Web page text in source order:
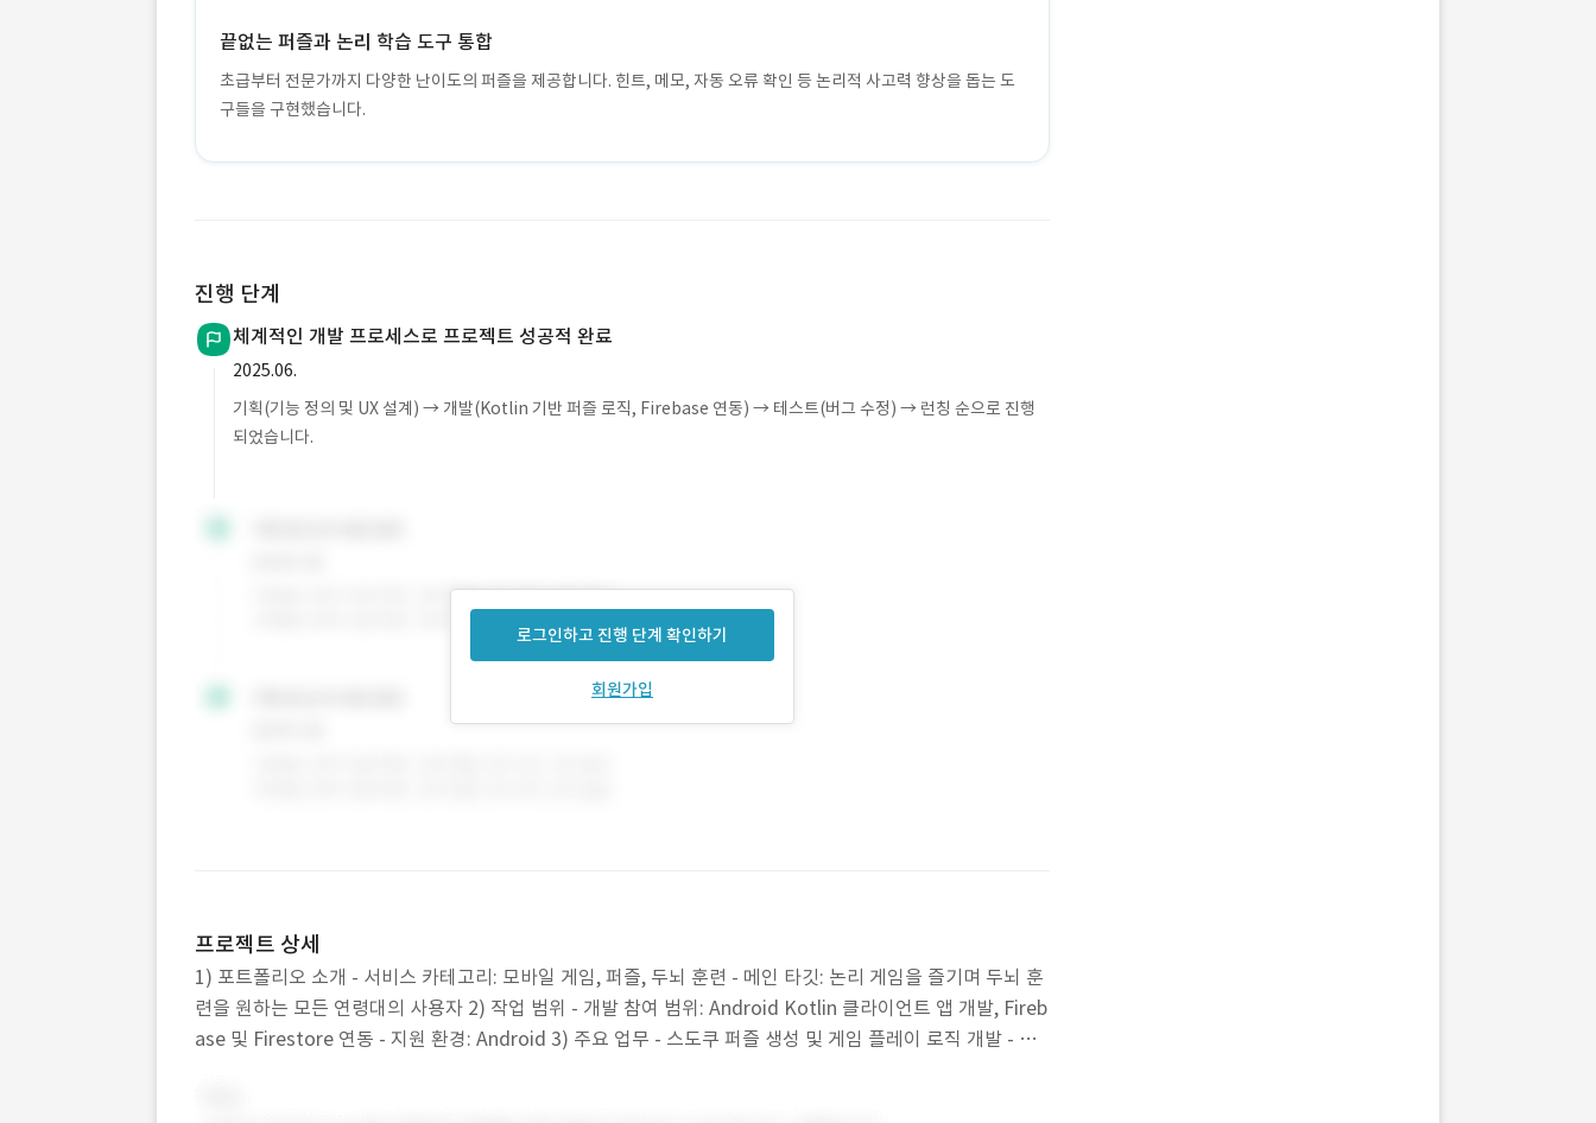
끝없는 퍼즐과 논리 학습 도구 통합
초급부터 전문가까지 다양한 난이도의 퍼즐을 제공합니다. 힌트, 메모, 자동 오류 확인 등 논리적 사고력 향상을 돕는 도
구들을 구현했습니다.
진행 단계
체계적인 개발 프로세스로 프로젝트 성공적 완료
2025.06.
기획(기능 정의 및 UX 설계) → 개발(Kotlin 기반 퍼즐 로직, Firebase 연동) → 테스트(버그 수정) → 런칭 순으로 진행
되었습니다.
로그인하고 진행 단계 확인하기
회원가입
프로젝트 상세
1) 포트폴리오 소개 - 서비스 카테고리: 모바일 게임, 퍼즐, 두뇌 훈련 - 메인 타깃: 논리 게임을 즐기며 두뇌 훈
련을 원하는 모든 연령대의 사용자 2) 작업 범위 - 개발 참여 범위: Android Kotlin 클라이언트 앱 개발, Fireb
ase 및 Firestore 연동 - 지원 환경: Android 3) 주요 업무 - 스도쿠 퍼즐 생성 및 게임 플레이 로직 개발 - 난